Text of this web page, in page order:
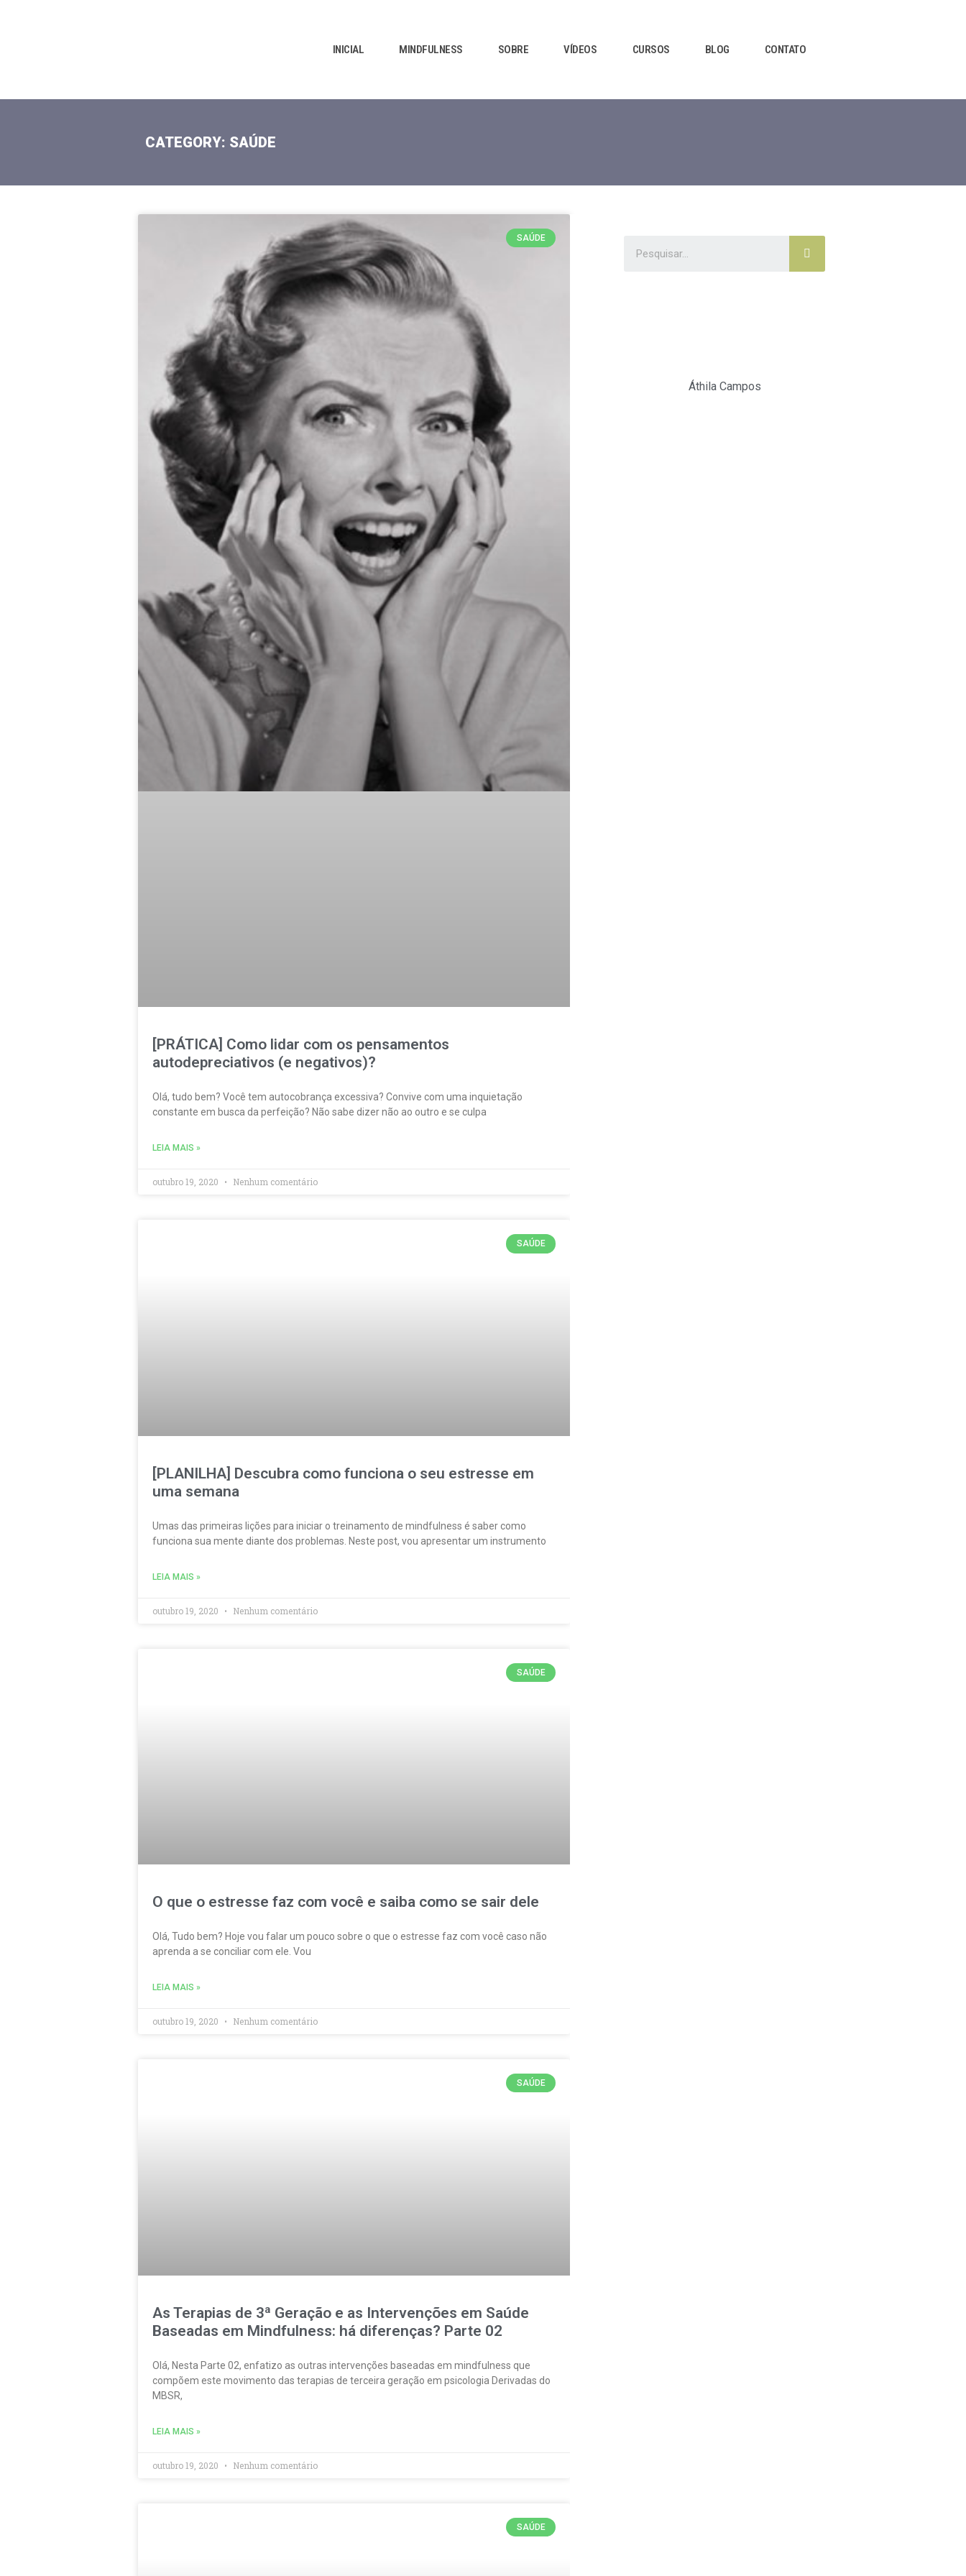
INICIAL MINDFULNESS SOBRE VÍDEOS CURSOS BLOG CONTATO
CATEGORY: SAÚDE
SAÚDE
[PRÁTICA] Como lidar com os pensamentos
autodepreciativos (e negativos)?
Olá, tudo bem? Você tem autocobrança excessiva? Convive com uma inquietação
constante em busca da perfeição? Não sabe dizer não ao outro e se culpa
LEIA MAIS »
outubro 19, 2020 Nenhum comentário
SAÚDE
[PLANILHA] Descubra como funciona o seu estresse em
uma semana
Umas das primeiras lições para iniciar o treinamento de mindfulness é saber como
funciona sua mente diante dos problemas. Neste post, vou apresentar um instrumento
LEIA MAIS »
outubro 19, 2020 Nenhum comentário
SAÚDE
O que o estresse faz com você e saiba como se sair dele
Olá, Tudo bem? Hoje vou falar um pouco sobre o que o estresse faz com você caso não
aprenda a se conciliar com ele. Vou
LEIA MAIS »
outubro 19, 2020 Nenhum comentário
SAÚDE
As Terapias de 3ª Geração e as Intervenções em Saúde
Baseadas em Mindfulness: há diferenças? Parte 02
Olá, Nesta Parte 02, enfatizo as outras intervenções baseadas em mindfulness que
compõem este movimento das terapias de terceira geração em psicologia Derivadas do
MBSR,
LEIA MAIS »
outubro 19, 2020 Nenhum comentário
SAÚDE
Áthila Campos